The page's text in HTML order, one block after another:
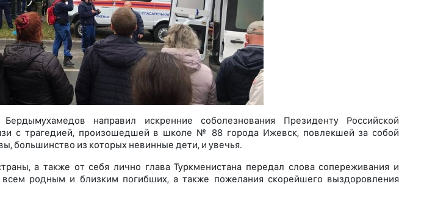
направил искренние соболезнования Президенту Российской
с трагедией, произошедшей в школе № 88 города Ижевск, повлекшей за собой
большинство из которых невинные дети, и увечья.
а также от себя лично глава Туркменистана передал слова сопереживания и
родным и близким погибших, а также пожелания скорейшего выздоровления